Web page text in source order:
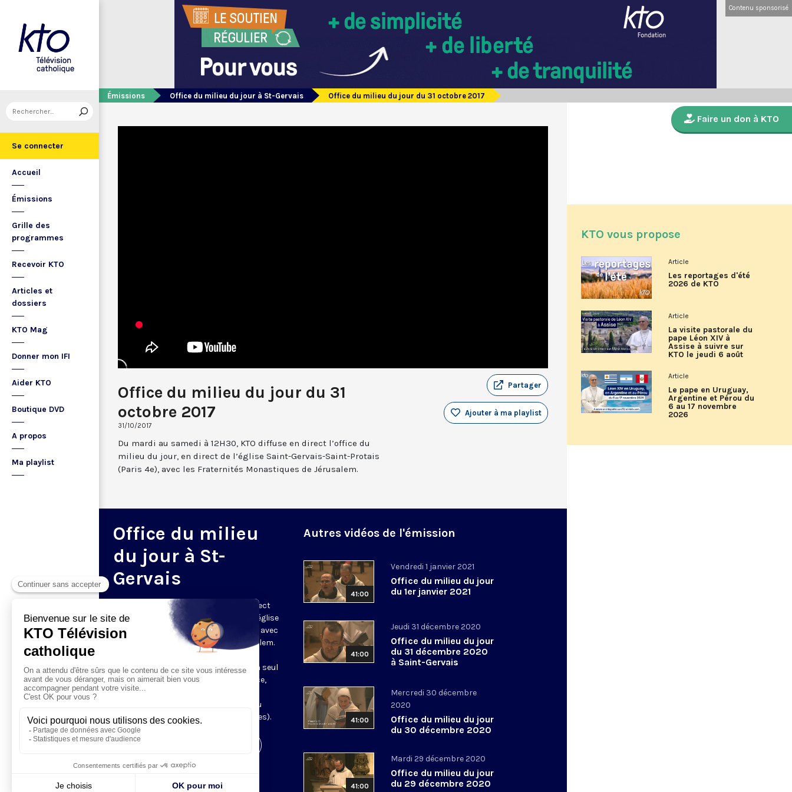
Se connecter
Accueil
Émissions
Grille des
programmes
Recevoir KTO
Articles et
dossiers
KTO Mag
Donner mon IFI
Aider KTO
Boutique DVD
A propos
Ma playlist
Contenu sponsorisé
Émissions Office du milieu du jour à St-Gervais Office du milieu du jour du 31 octobre 2017
Office du milieu du jour du 31
octobre 2017
31/10/2017
Partager
Ajouter à ma playlist
Du mardi au samedi à 12H30, KTO diffuse en direct l’office du
milieu du jour, en direct de l’église Saint-Gervais-Saint-Protais
(Paris 4e), avec les Fraternités Monastiques de Jérusalem.
Office du milieu
du jour à St-
Gervais
Du mardi au samedi, KTO diffuse en direct
l’office du milieu du jour, en direct de l’église
Saint-Gervais-Saint-Protais (Paris 4e), avec
les Fraternités Monastiques de Jérusalem.
L’Office du Milieu du Jour regroupe, en
particulier, «au milieu du jour» et en un seul
office, les heures monastiques de Tierce,
Sexte et None. Il permet à l’Église de
retrouver son Seigneur entre l’office du
matin (Laudes) et l’office du soir (Vêpres).
Autres vidéos de l'émission
41:00
Vendredi 1 janvier 2021
Office du milieu du jour
du 1er janvier 2021
41:00
Jeudi 31 décembre 2020
Office du milieu du jour
du 31 décembre 2020
à Saint-Gervais
41:00
Mercredi 30 décembre
2020
Office du milieu du jour
du 30 décembre 2020
41:00
Mardi 29 décembre 2020
Office du milieu du jour
du 29 décembre 2020
Faire un don à KTO
KTO vous propose
Article
Les reportages d'été
2026 de KTO
Article
La visite pastorale du
pape Léon XIV à
Assise à suivre sur
KTO le jeudi 6 août
Article
Le pape en Uruguay,
Argentine et Pérou du
6 au 17 novembre
2026